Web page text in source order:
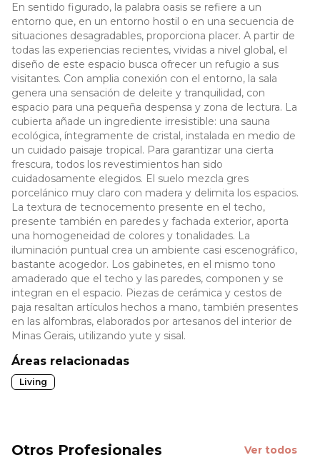
En sentido figurado, la palabra oasis se refiere a un
entorno que, en un entorno hostil o en una secuencia de
situaciones desagradables, proporciona placer. A partir de
todas las experiencias recientes, vividas a nivel global, el
diseño de este espacio busca ofrecer un refugio a sus
visitantes. Con amplia conexión con el entorno, la sala
genera una sensación de deleite y tranquilidad, con
espacio para una pequeña despensa y zona de lectura. La
cubierta añade un ingrediente irresistible: una sauna
ecológica, íntegramente de cristal, instalada en medio de
un cuidado paisaje tropical. Para garantizar una cierta
frescura, todos los revestimientos han sido
cuidadosamente elegidos. El suelo mezcla gres
porcelánico muy claro con madera y delimita los espacios.
La textura de tecnocemento presente en el techo,
presente también en paredes y fachada exterior, aporta
una homogeneidad de colores y tonalidades. La
iluminación puntual crea un ambiente casi escenográfico,
bastante acogedor. Los gabinetes, en el mismo tono
amaderado que el techo y las paredes, componen y se
integran en el espacio. Piezas de cerámica y cestos de
paja resaltan artículos hechos a mano, también presentes
en las alfombras, elaborados por artesanos del interior de
Minas Gerais, utilizando yute y sisal.
Áreas relacionadas
Living
Otros Profesionales Ver todos